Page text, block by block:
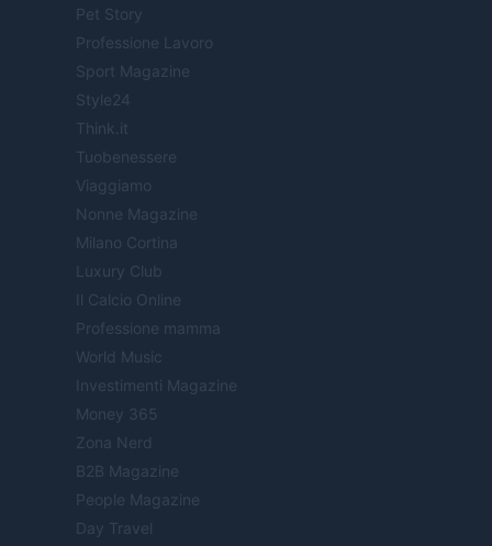
Pet Story
Professione Lavoro
Sport Magazine
Style24
Think.it
Tuobenessere
Viaggiamo
Nonne Magazine
Milano Cortina
Luxury Club
Il Calcio Online
Professione mamma
World Music
Investimenti Magazine
Money 365
Zona Nerd
B2B Magazine
People Magazine
Day Travel